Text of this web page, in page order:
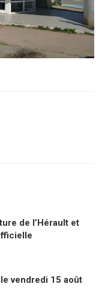
de l’Hérault et
vendredi 15 août